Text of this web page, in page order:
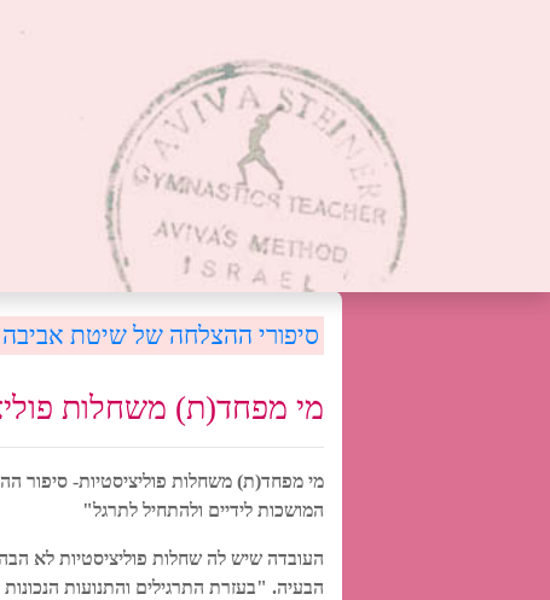
סיפורי ההצלחה של שיטת אביבה
מי מפחד(ת) משחלות
מי מפחד(ת) משחלות פוליציסטיות- סיפור
המושכות לידיים ולהתחיל לתרגל"
העובדה שיש לה שחלות פוליציסטיות לא
הבעיה. "בעזרת התרגילים והתנועות